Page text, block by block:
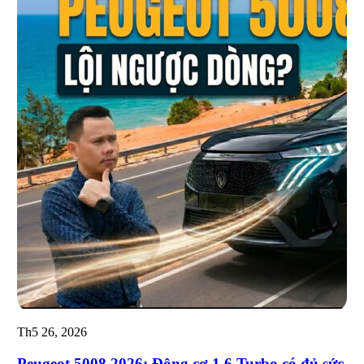
Th5 26, 2026